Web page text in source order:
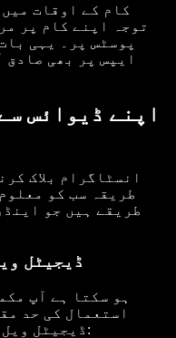
کام کے اوقات
توجہ اپنے کام پر
پوسٹس پر۔ یہی
ایپس پر بھی صادق
اپنے ڈیوائس
انسٹاگرام بلاک
طریقہ سب کو
طریقے ہیں جو
ڈیجیٹل
ہو سکتا ہے آپ
استعمال کی حد
ڈیجیٹل ویل بینگ آپ کو یہ کنٹرول دیتا ہے: